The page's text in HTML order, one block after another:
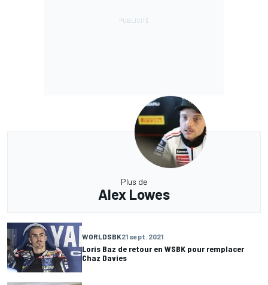
Plus de
Alex Lowes
WORLDSBK21 sept. 2021
Loris Baz de retour en WSBK pour remplacer
Chaz Davies